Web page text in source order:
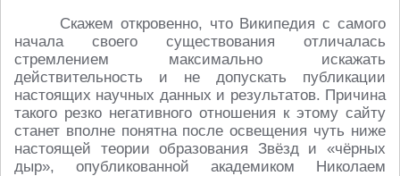
Скажем откровенно, что Википедия с самого
начала своего существования отличалась
стремлением максимально искажать
действительность и не допускать публикации
настоящих научных данных и результатов. Причина
такого резко негативного отношения к этому сайту
станет вполне понятна после освещения чуть ниже
настоящей теории образования Звёзд и «чёрных
дыр», опубликованной академиком Николаем